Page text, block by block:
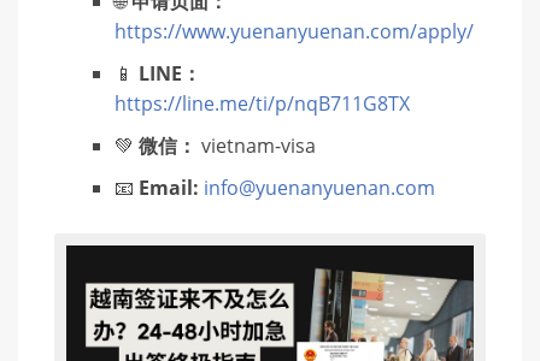
https://www.yuenanyuenan.com/apply/
📱 LINE：
https://line.me/ti/p/nqB711G8TX
💚 微信： vietnam-visa
📧 Email: info@yuenanyuenan.com